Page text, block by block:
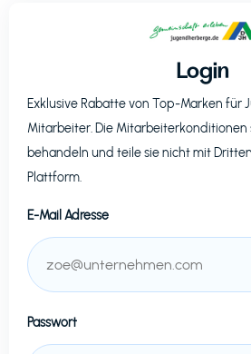
Login
Exklusive Rabatte von Top-Marken für
Mitarbeiter. Die Mitarbeiterkonditionen
behandeln und teile sie nicht mit
Plattform.
E-Mail Adresse
Passwort